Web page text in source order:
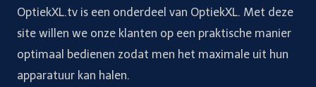
OptiekXL.tv is een onderdeel van OptiekXL. Met deze
site willen we onze klanten op een praktische manier
optimaal bedienen zodat men het maximale uit hun
apparatuur kan halen.